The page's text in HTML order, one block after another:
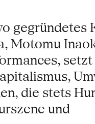
Motomu
die stets
und